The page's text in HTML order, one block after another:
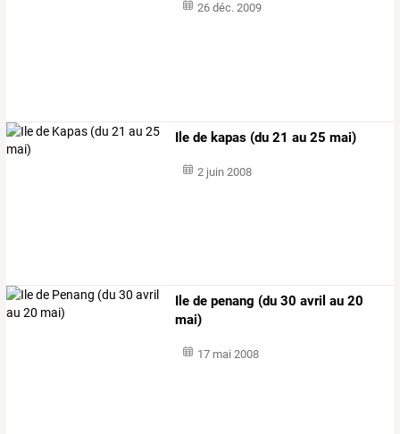
26 déc. 2009
Ile de kapas (du 21 au 25 mai)
2 juin 2008
Ile de penang (du 30 avril au 20
mai)
17 mai 2008